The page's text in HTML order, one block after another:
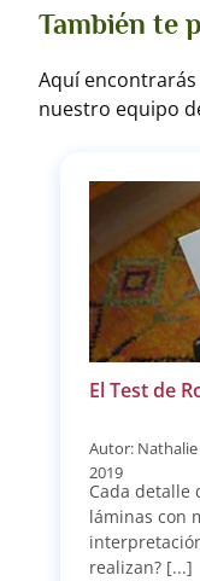
También te
Aquí
nuestro equipo
El Test de
Autor: Nathalie
2019
Cada detalle
láminas con
realizan? [...]